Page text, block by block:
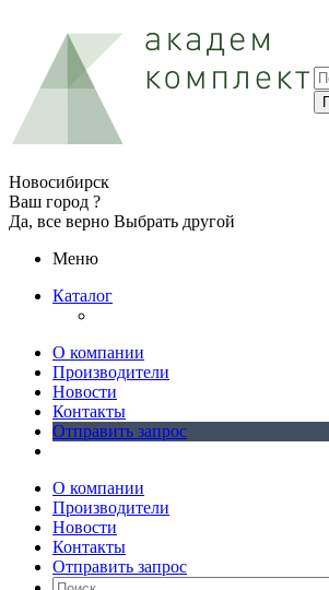
Новосибирск
Ваш город ?
Да, все верно Выбрать другой
Меню
Каталог
О компании
Производители
Новости
Контакты
Отправить запрос
О компании
Производители
Новости
Контакты
Отправить запрос